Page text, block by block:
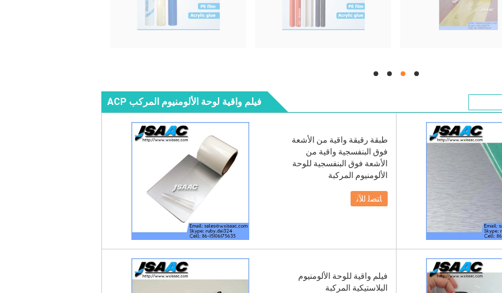
hd
hd
hd
hd
فيلم واقية لوحة الألومنيوم المركب ACP
طبقة رقيقة واقية من الأشعة
فوق البنفسجية واقية من
الأشعة فوق البنفسجية للوحة
الألومنيوم المركبة
ﺎﺘﺼﻟ ﺍﻶﻧ
فيلم واقية للوحة الألومنيوم
البلاستيكية المركبة